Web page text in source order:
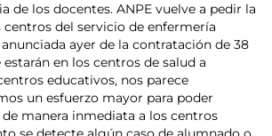
de los docentes. ANPE vuelve a pedir la
del servicio de enfermería
ayer de la contratación de 38
en los centros de salud a
educativos, nos parece
un esfuerzo mayor para poder
manera inmediata a los centros
se detecte algún caso de alumnado o